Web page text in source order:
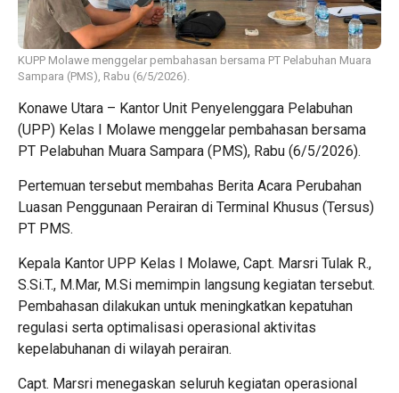
KUPP Molawe menggelar pembahasan bersama PT Pelabuhan Muara
Sampara (PMS), Rabu (6/5/2026).
Konawe Utara – Kantor Unit Penyelenggara Pelabuhan
(UPP) Kelas I Molawe menggelar pembahasan bersama
PT Pelabuhan Muara Sampara (PMS), Rabu (6/5/2026).
Pertemuan tersebut membahas Berita Acara Perubahan
Luasan Penggunaan Perairan di Terminal Khusus (Tersus)
PT PMS.
Kepala Kantor UPP Kelas I Molawe, Capt. Marsri Tulak R.,
S.Si.T., M.Mar, M.Si memimpin langsung kegiatan tersebut.
Pembahasan dilakukan untuk meningkatkan kepatuhan
regulasi serta optimalisasi operasional aktivitas
kepelabuhanan di wilayah perairan.
Capt. Marsri menegaskan seluruh kegiatan operasional